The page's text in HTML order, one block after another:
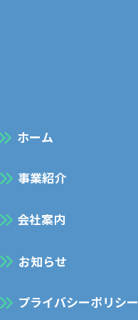
​ホーム
事業紹介
会社案内
お知らせ
プライバシーポリシー